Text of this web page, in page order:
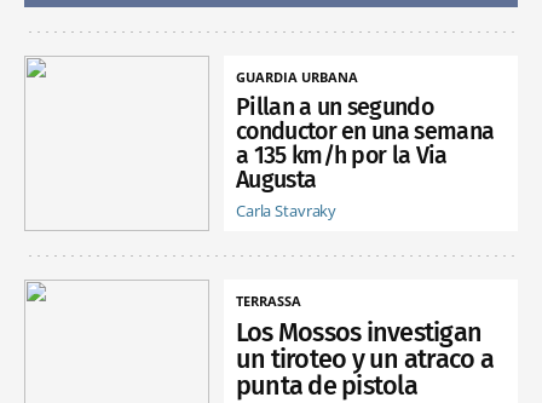
GUARDIA URBANA
Pillan a un segundo
conductor en una semana
a 135 km/h por la Via
Augusta
Carla Stavraky
TERRASSA
Los Mossos investigan
un tiroteo y un atraco a
punta de pistola